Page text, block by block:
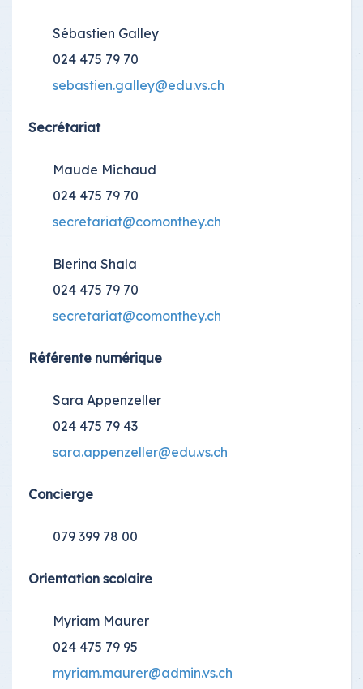
Sébastien Galley
024 475 79 70
sebastien.galley@edu.vs.ch
Secrétariat
Maude Michaud
024 475 79 70
secretariat@comonthey.ch
Blerina Shala
024 475 79 70
secretariat@comonthey.ch
Référente numérique
Sara Appenzeller
024 475 79 43
sara.appenzeller@edu.vs.ch
Concierge
079 399 78 00
Orientation scolaire
Myriam Maurer
024 475 79 95
myriam.maurer@admin.vs.ch